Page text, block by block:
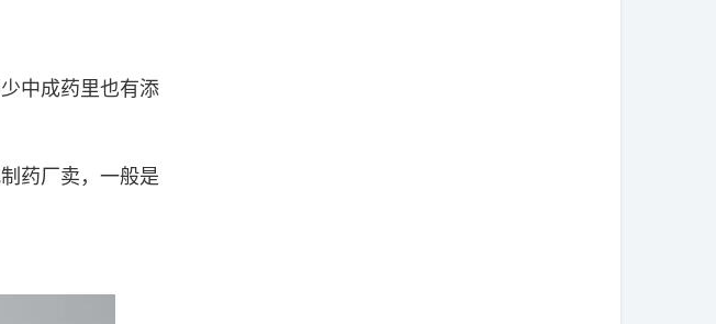
中成药里也有添
药厂卖，一般是